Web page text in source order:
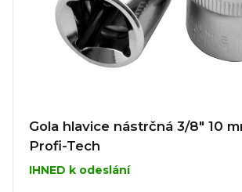
Gola hlavice nástrčná 3/8" 10
Profi-Tech
IHNED k odeslání